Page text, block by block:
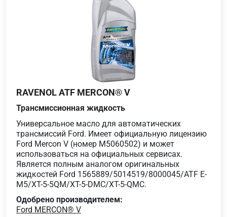
RAVENOL ATF MERCON® V
Трансмиссионная жидкость
Универсальное масло для автоматических
трансмиссий Ford. Имеет официальную лицензию
Ford Mercon V (номер M5060502) и может
использоваться на официальных сервисах.
Является полным аналогом оригинальных
жидкостей Ford 1565889/5014519/8000045/ATF E-
M5/XT-5-5QM/XT-5-DMC/XT-5-QMC.
Одобрено производителем:
Ford MERCON® V